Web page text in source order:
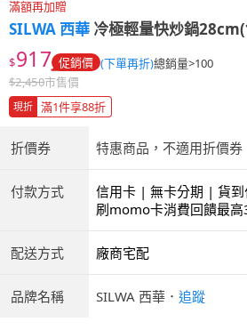
滿額再加贈
SILWA 西華 冷極輕量快炒鍋
$917 促銷價 (下單再折)總銷量>100
$2,450市售價
現折 滿1件享88折
折價券 特惠商品，不適用折價券
付款方式
信用卡 | 無卡分期 | 貨
商付款 | ATM | 銀聯卡
刷momo卡消費回饋最高
配送方式 廠商宅配
品牌名稱 SILWA 西華 ． 追蹤